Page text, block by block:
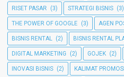
RISET PASAR (3) STRATEGI BISNIS (3)
THE POWER OF GOOGLE (3) AGEN
BISNIS RENTAL (2) BISNIS RENTAL
DIGITAL MARKETING (2) GOJEK (2)
INOVASI BISNIS (2) KALIMAT PROMOSI